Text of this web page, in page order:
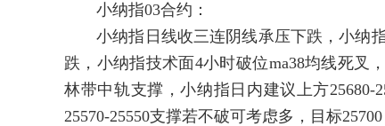
小纳指03合约：
小纳指日线收三连阴线承压下跌，小纳指
跌，小纳指技术面4小时破位ma38均线死叉
林带中轨支撑，小纳指日内建议上方25680-
25570-25550支撑若不破可考虑多，目标25700